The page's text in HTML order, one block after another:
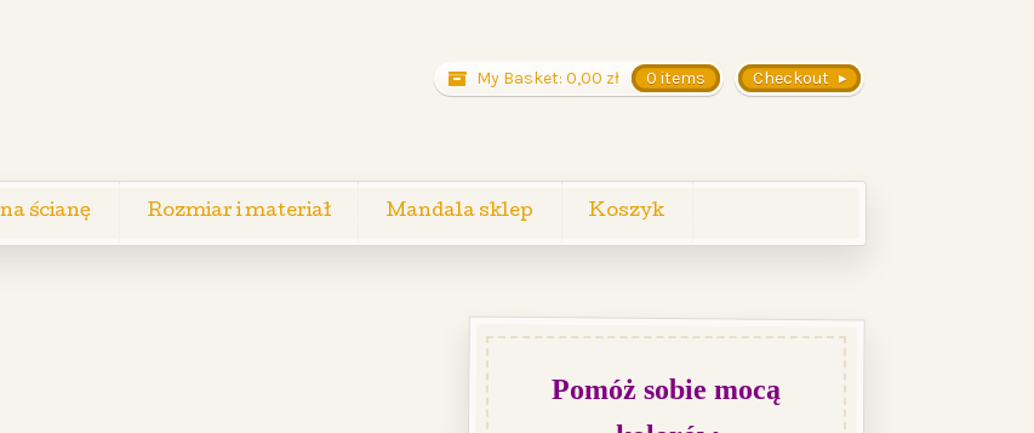
Checkout
My Basket: 0,00 zł 0 items
ścianę Rozmiar i materiał Mandala sklep Koszyk
Pomóż sobie mocą